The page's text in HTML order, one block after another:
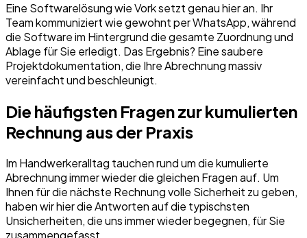
Eine Softwarelösung wie Vork setzt genau hier an. Ihr
Team kommuniziert wie gewohnt per WhatsApp, während
die Software im Hintergrund die gesamte Zuordnung und
Ablage für Sie erledigt. Das Ergebnis? Eine saubere
Projektdokumentation, die Ihre Abrechnung massiv
vereinfacht und beschleunigt.
Die häufigsten Fragen zur kumulierten
Rechnung aus der Praxis
Im Handwerkeralltag tauchen rund um die kumulierte
Abrechnung immer wieder die gleichen Fragen auf. Um
Ihnen für die nächste Rechnung volle Sicherheit zu geben,
haben wir hier die Antworten auf die typischsten
Unsicherheiten, die uns immer wieder begegnen, für Sie
zusammengefasst.